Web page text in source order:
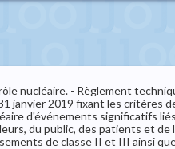
nucléaire. - Règlement
janvier 2019 fixant les critères
d'événements significatifs
du public, des patients et de
de classe II et III ainsi